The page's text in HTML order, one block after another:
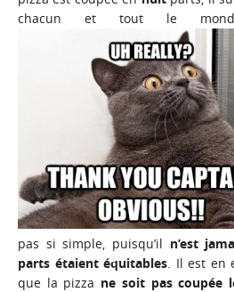
chacun et tout le
pas si simple, puisqu’il n’est
parts étaient équitables . Il est en
que la pizza ne soit pas coupée